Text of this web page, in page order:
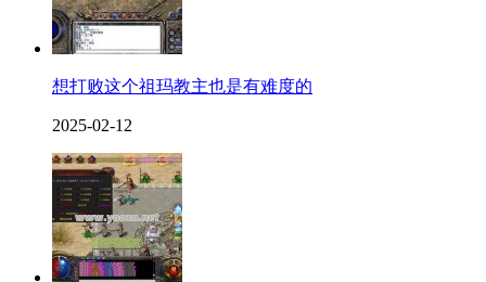
想打败这个祖玛教主也是有难度的
2025-02-12